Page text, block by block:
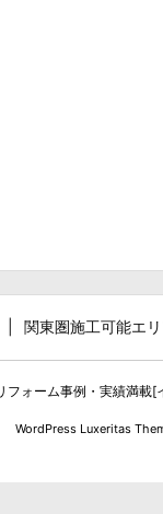
関東圏施工可能エ
フォーム事例・実績満載
WordPress Luxeritas